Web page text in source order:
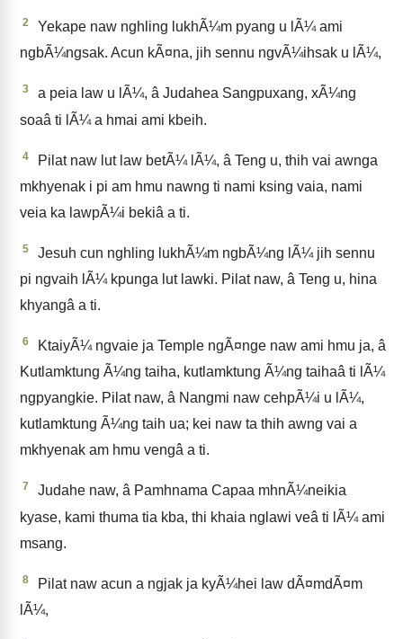
2
Yekape naw nghling lukhÃ¼m pyang u lÃ¼ ami
ngbÃ¼ngsak. Acun kÃ¤na, jih sennu ngvÃ¼ihsak u lÃ¼,
3
a peia law u lÃ¼, â Judahea Sangpuxang, xÃ¼ng
soaâ ti lÃ¼ a hmai ami kbeih.
4
Pilat naw lut law betÃ¼ lÃ¼, â Teng u, thih vai awnga
mkhyenak i pi am hmu nawng ti nami ksing vaia, nami
veia ka lawpÃ¼i bekiâ a ti.
5
Jesuh cun nghling lukhÃ¼m ngbÃ¼ng lÃ¼ jih sennu
pi ngvaih lÃ¼ kpunga lut lawki. Pilat naw, â Teng u, hina
khyangâ a ti.
6
KtaiyÃ¼ ngvaie ja Temple ngÃ¤nge naw ami hmu ja, â
Kutlamktung Ã¼ng taiha, kutlamktung Ã¼ng taihaâ ti lÃ¼
ngpyangkie. Pilat naw, â Nangmi naw cehpÃ¼i u lÃ¼,
kutlamktung Ã¼ng taih ua; kei naw ta thih awng vai a
mkhyenak am hmu vengâ a ti.
7
Judahe naw, â Pamhnama Capaa mhnÃ¼neikia
kyase, kami thuma tia kba, thi khaia nglawi veâ ti lÃ¼ ami
msang.
8
Pilat naw acun a ngjak ja kyÃ¼hei law dÃ¤mdÃ¤m
lÃ¼,